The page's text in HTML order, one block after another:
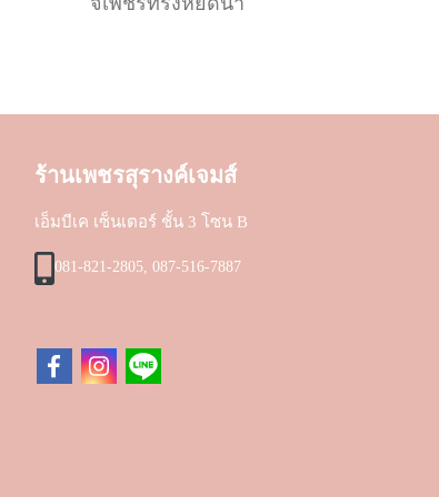
ร้านเพชรสุรางค์เจมส์
เอ็มบีเค เซ็นเตอร์ ชั้น 3 โซน B
081-821-2805, 087-516-7887